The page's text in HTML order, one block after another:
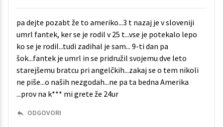
pa dejte pozabt že to ameriko...3 t nazaj je v sloveniji
umrl fantek, ker se je rodil v 25 t...vse je potekalo lepo
ko se je rodil...tudi zadihal je sam... 9-ti dan pa
šok...fantek je umrl in se pridružil svojemu dve leto
starejšemu bratcu pri angelčkih...zakaj se o tem nikoli
ne piše...o naših nezgodah...ne pa ta bedna Amerika
...prov na k*** mi grete že 24ur
ODGOVORI